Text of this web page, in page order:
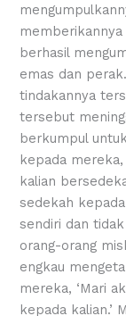
berhasil
emas dan
tindakannya
tersebut
berkumpul
kepada mereka,
kalian
sedekah
sendiri dan
orang-orang
engkau
mereka, ‘Mari
kepada kalian.’